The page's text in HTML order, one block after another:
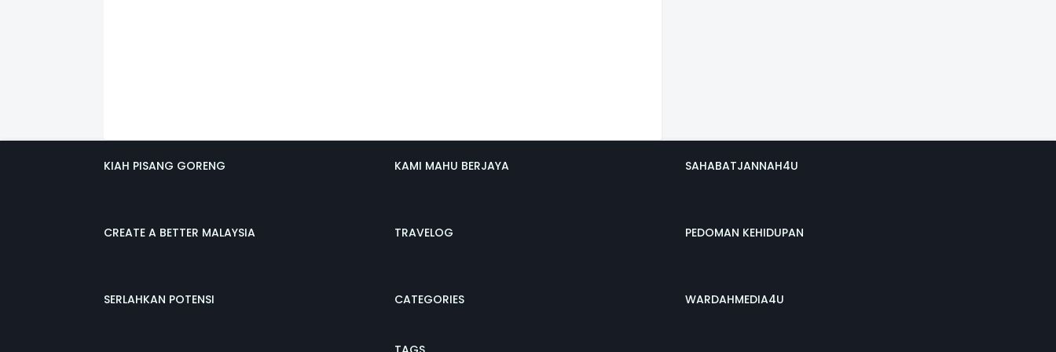
KIAH PISANG GORENG
CREATE A BETTER MALAYSIA
SERLAHKAN POTENSI
KAMI MAHU BERJAYA
TRAVELOG
CATEGORIES
SAHABATJANNAH4U
PEDOMAN KEHIDUPAN
WARDAHMEDIA4U